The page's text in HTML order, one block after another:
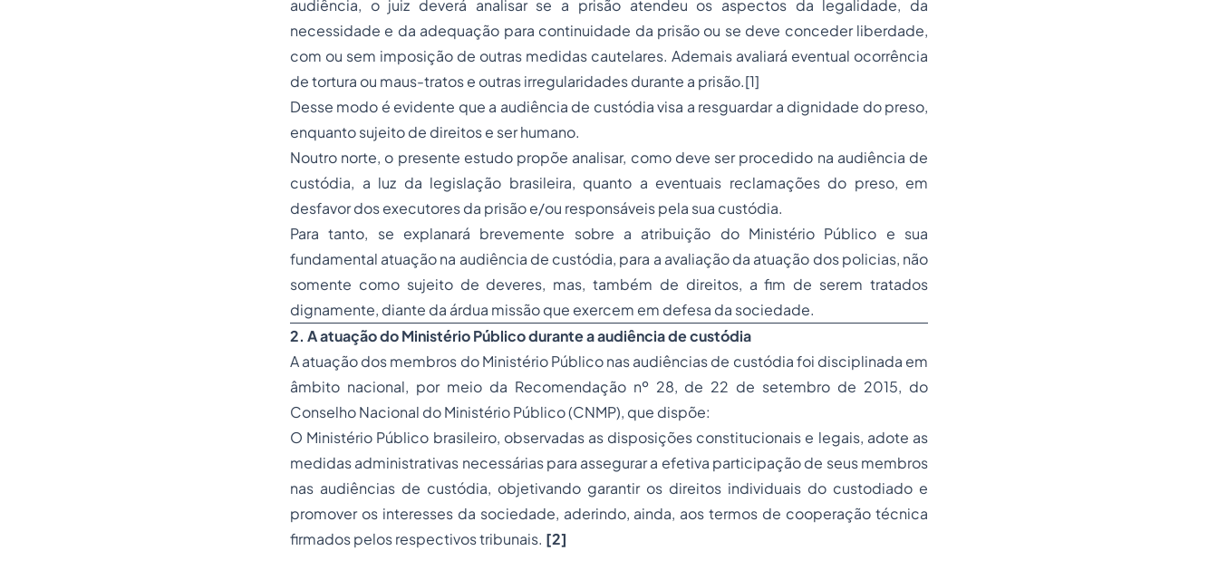
audiência, o juiz deverá analisar se a prisão atendeu os aspectos da legalidade, da
necessidade e da adequação para continuidade da prisão ou se deve conceder liberdade,
com ou sem imposição de outras medidas cautelares. Ademais avaliará eventual ocorrência
de tortura ou maus-tratos e outras irregularidades durante a prisão.[1]
Desse modo é evidente que a audiência de custódia visa a resguardar a dignidade do preso,
enquanto sujeito de direitos e ser humano.
Noutro norte, o presente estudo propõe analisar, como deve ser procedido na audiência de
custódia, a luz da legislação brasileira, quanto a eventuais reclamações do preso, em
desfavor dos executores da prisão e/ou responsáveis pela sua custódia.
Para tanto, se explanará brevemente sobre a atribuição do Ministério Público e sua
fundamental atuação na audiência de custódia, para a avaliação da atuação dos policias, não
somente como sujeito de deveres, mas, também de direitos, a fim de serem tratados
dignamente, diante da árdua missão que exercem em defesa da sociedade.
2. A atuação do Ministério Público durante a audiência de custódia
A atuação dos membros do Ministério Público nas audiências de custódia foi disciplinada em
âmbito nacional, por meio da Recomendação nº 28, de 22 de setembro de 2015, do
Conselho Nacional do Ministério Público (CNMP), que dispõe:
O Ministério Público brasileiro, observadas as disposições constitucionais e legais, adote as
medidas administrativas necessárias para assegurar a efetiva participação de seus membros
nas audiências de custódia, objetivando garantir os direitos individuais do custodiado e
promover os interesses da sociedade, aderindo, ainda, aos termos de cooperação técnica
firmados pelos respectivos tribunais. [2]